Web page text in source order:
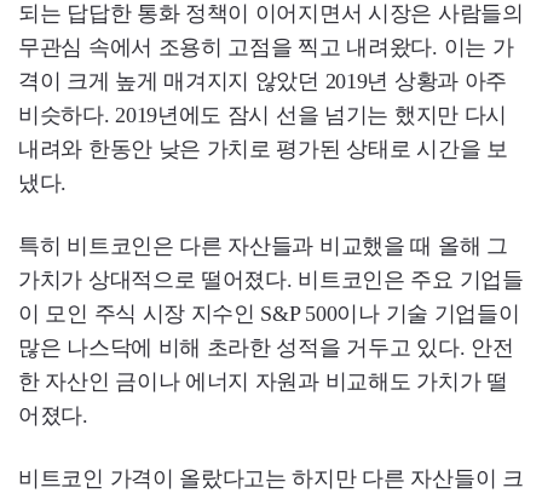
되는 답답한 통화 정책이 이어지면서 시장은 사람들의
무관심 속에서 조용히 고점을 찍고 내려왔다. 이는 가
격이 크게 높게 매겨지지 않았던 2019년 상황과 아주
비슷하다. 2019년에도 잠시 선을 넘기는 했지만 다시
내려와 한동안 낮은 가치로 평가된 상태로 시간을 보
냈다.
특히 비트코인은 다른 자산들과 비교했을 때 올해 그
가치가 상대적으로 떨어졌다. 비트코인은 주요 기업들
이 모인 주식 시장 지수인 S&P 500이나 기술 기업들이
많은 나스닥에 비해 초라한 성적을 거두고 있다. 안전
한 자산인 금이나 에너지 자원과 비교해도 가치가 떨
어졌다.
비트코인 가격이 올랐다고는 하지만 다른 자산들이 크